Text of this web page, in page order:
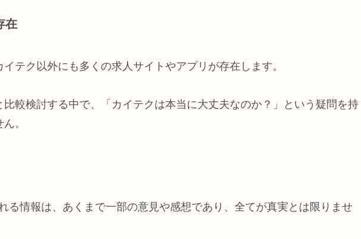
在
テク以外にも多くの求人サイトやアプリが存在します。
比較検討する中で、「カイテクは本当に大丈夫なのか？」という疑問を持
。
る情報は、あくまで一部の意見や感想であり、全てが真実とは限りませ